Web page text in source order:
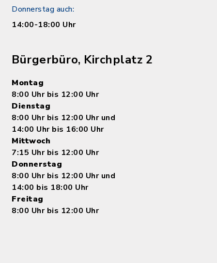
Donnerstag auch:
14:00-18:00 Uhr
Bürgerbüro, Kirchplatz 2
Montag
8:00 Uhr bis 12:00 Uhr
Dienstag
8:00 Uhr bis 12:00 Uhr und
14:00 Uhr bis 16:00 Uhr
Mittwoch
7:15 Uhr bis 12:00 Uhr
Donnerstag
8:00 Uhr bis 12:00 Uhr und
14:00 bis 18:00 Uhr
Freitag
8:00 Uhr bis 12:00 Uhr